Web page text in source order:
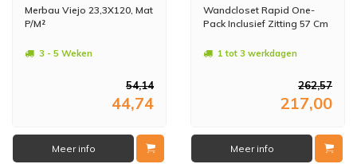
Merbau Viejo 23,3X120, Mat
P/M²
3 - 5 Weken
54,14
44,74
Meer info
Wandcloset Rapid One-
Pack Inclusief Zitting 57 Cm
1 tot 3 werkdagen
262,57
217,00
Meer info